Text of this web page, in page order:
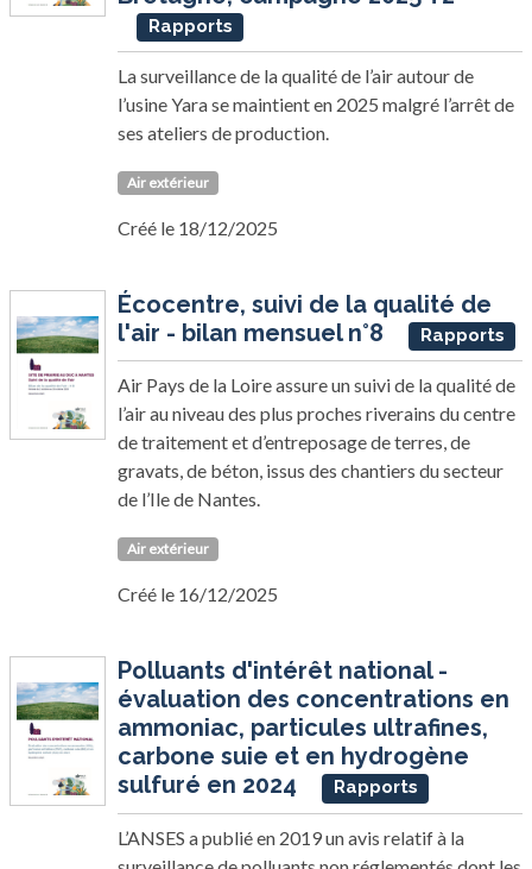
Rapports
La surveillance de la qualité de l’air autour de
l’usine Yara se maintient en 2025 malgré l’arrêt de
ses ateliers de production.
Air extérieur
Créé le 18/12/2025
Écocentre, suivi de la qualité de
l'air - bilan mensuel n°8
Rapports
Air Pays de la Loire assure un suivi de la qualité de
l’air au niveau des plus proches riverains du centre
de traitement et d’entreposage de terres, de
gravats, de béton, issus des chantiers du secteur
de l’Ile de Nantes.
Air extérieur
Créé le 16/12/2025
Polluants d'intérêt national -
évaluation des concentrations en
ammoniac, particules ultrafines,
carbone suie et en hydrogène
sulfuré en 2024
Rapports
L’ANSES a publié en 2019 un avis relatif à la